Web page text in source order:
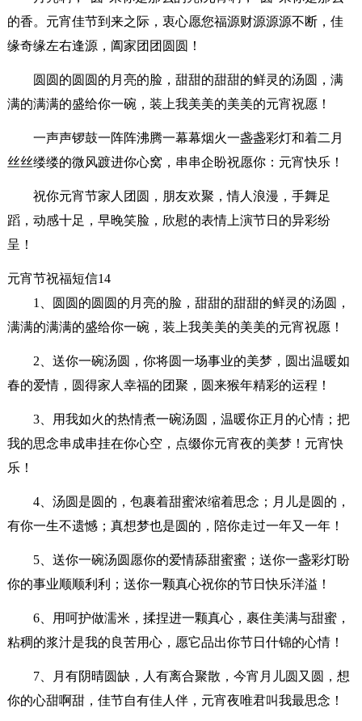
的香。元宵佳节到来之际，衷心愿您福源财源源源不断，佳
缘奇缘左右逢源，阖家团团圆圆！
圆圆的圆圆的月亮的脸，甜甜的甜甜的鲜灵的汤圆，满
满的满满的盛给你一碗，装上我美美的美美的元宵祝愿！
一声声锣鼓一阵阵沸腾一幕幕烟火一盏盏彩灯和着二月
丝丝缕缕的微风踱进你心窝，串串企盼祝愿你：元宵快乐！
祝你元宵节家人团圆，朋友欢聚，情人浪漫，手舞足
蹈，动感十足，早晚笑脸，欣慰的表情上演节日的异彩纷
呈！
元宵节祝福短信14
1、圆圆的圆圆的月亮的脸，甜甜的甜甜的鲜灵的汤圆，
满满的满满的盛给你一碗，装上我美美的美美的元宵祝愿！
2、送你一碗汤圆，你将圆一场事业的美梦，圆出温暖如
春的爱情，圆得家人幸福的团聚，圆来猴年精彩的运程！
3、用我如火的热情煮一碗汤圆，温暖你正月的心情；把
我的思念串成串挂在你心空，点缀你元宵夜的美梦！元宵快
乐！
4、汤圆是圆的，包裹着甜蜜浓缩着思念；月儿是圆的，
有你一生不遗憾；真想梦也是圆的，陪你走过一年又一年！
5、送你一碗汤圆愿你的爱情舔甜蜜蜜；送你一盏彩灯盼
你的事业顺顺利利；送你一颗真心祝你的节日快乐洋溢！
6、用呵护做濡米，揉捏进一颗真心，裹住美满与甜蜜，
粘稠的浆汁是我的良苦用心，愿它品出你节日什锦的心情！
7、月有阴晴圆缺，人有离合聚散，今宵月儿圆又圆，想
你的心甜啊甜，佳节自有佳人伴，元宵夜唯君叫我最思念！